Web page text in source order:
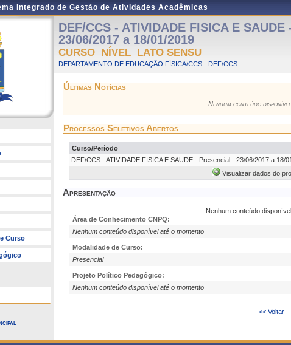
Integrado de Gestão de Atividades Acadêmicas
Curso
DEF/CCS - ATIVIDADE FISICA E
23/06/2017 a 18/01/2019
CURSO NÍVEL LATO SENSU
DEPARTAMENTO DE EDUCAÇÃO FÍSICA/CCS - DEF/CCS
Últimas Notícias
Nenhum conteúdo
Processos Seletivos Abertos
Curso/Período
DEF/CCS - ATIVIDADE FISICA E SAUDE - Presencial - 23/06/2017 a 18/
Visualizar dados do
Apresentação
Nenhum conteúdo
Área de Conhecimento CNPQ:
Nenhum conteúdo disponível até o momento
Modalidade de Curso:
Presencial
Projeto Político Pedagógico:
Nenhum conteúdo disponível até o momento
<< Voltar